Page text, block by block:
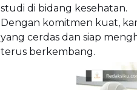
studi di bidang kesehatan.
Dengan komitmen kuat,
yang cerdas dan siap
terus berkembang.